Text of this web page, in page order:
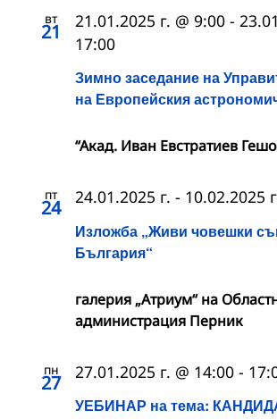
вт
21
Зимно заседание на
на Европейския
21.01.2025 г. @ 9:00 -
17:00
“Акад. Иван Евстратиев
пт
24
Изложба „Живи човешки
България“
24.01.2025 г. - 10.02.2025
галерия „Атриум“ на
администрация Перник
пн
27
УЕБИНАР на тема:
27.01.2025 г. @ 14:00 -